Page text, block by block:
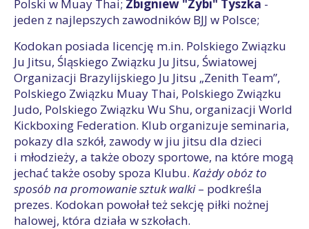
Polski w Muay Thai; Zbigniew "Zybi" Tyszka -
jeden z najlepszych zawodników BJJ w Polsce;
Kodokan posiada licencję m.in. Polskiego Związku
Ju Jitsu, Śląskiego Związku Ju Jitsu, Światowej
Organizacji Brazylijskiego Ju Jitsu „Zenith Team”,
Polskiego Związku Muay Thai, Polskiego Związku
Judo, Polskiego Związku Wu Shu, organizacji World
Kickboxing Federation. Klub organizuje seminaria,
pokazy dla szkół, zawody w jiu jitsu dla dzieci
i młodzieży, a także obozy sportowe, na które mogą
jechać także osoby spoza Klubu. Każdy obóz to
sposób na promowanie sztuk walki– podkreśla
prezes. Kodokan powołał też sekcję piłki nożnej
halowej, która działa w szkołach.